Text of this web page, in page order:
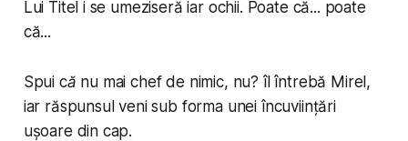
Lui Titel i se umeziseră iar ochii. Poate că... poate
că...
Spui că nu mai chef de nimic, nu? îl întrebă Mirel,
iar răspunsul veni sub forma unei încuviințări
ușoare din cap.